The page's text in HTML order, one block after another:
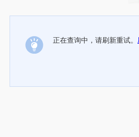
正在查询中，请刷新重试。